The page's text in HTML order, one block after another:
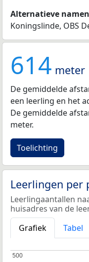
Alternatieve
Koningslinde, OBS
614 meter
De gemiddelde
een leerling en het
De gemiddelde
meter.
Toelichting
Leerlingen per
Leerlingaantallen
huisadres van de
Grafiek
Tabel
500
500